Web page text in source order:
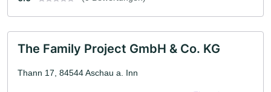
The Family Project GmbH & Co. KG
Thann 17, 84544 Aschau a. Inn